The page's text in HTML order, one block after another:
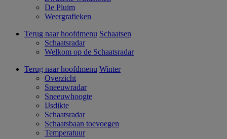
De Pluim
Weergrafieken
Terug naar hoofdmenu Schaatsen
Schaatsradar
Welkom op de Schaatsradar
Terug naar hoofdmenu Winter
Overzicht
Sneeuwradar
Sneeuwhoogte
IJsdikte
Schaatsradar
Schaatsbaan toevoegen
Temperatuur